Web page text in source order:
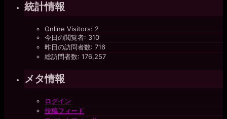
統計情報
Online Visitors: 2
今日の閲覧者: 310
昨日の訪問者数: 716
総訪問者数: 176,257
メタ情報
ログイン
投稿フィード